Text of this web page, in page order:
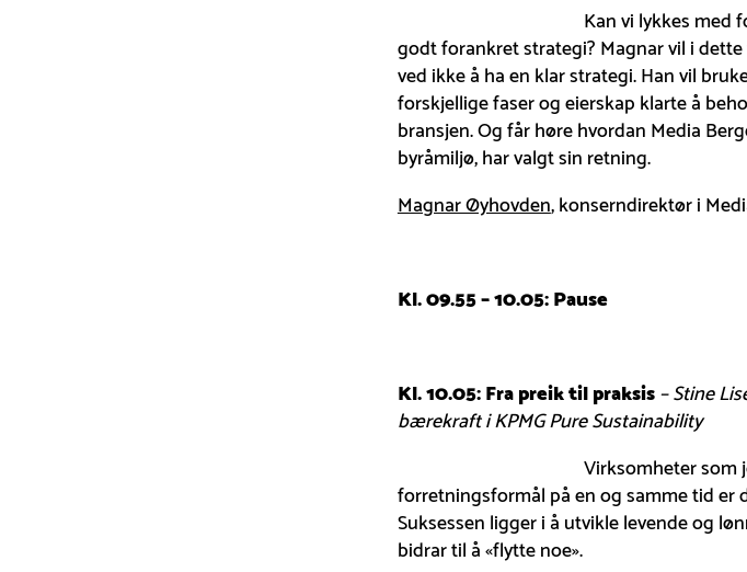
Kan vi lykkes med
godt forankret strategi? Magnar vil i
ved ikke å ha en klar strategi. Han vil
forskjellige faser og eierskap klarte å
bransjen. Og får høre hvordan Media
byråmiljø, har valgt sin retning.
Magnar Øyhovden, konserndirektør i
Kl. 09.55 – 10.05: Pause
Kl. 10.05: Fra preik til praksis– Stine
bærekraft i KPMG Pure Sustainability
Virksomheter som
forretningsformål på en og samme tid er
Suksessen ligger i å utvikle levende og
bidrar til å «flytte noe».